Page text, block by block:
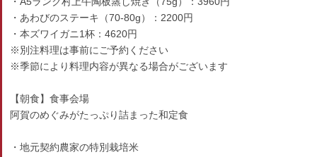
・あわびのステーキ（70-80g）：2200円
・本ズワイガニ1杯：4620円
※別注料理は事前にご予約ください
※季節により料理内容が異なる場合がございます
【朝食】食事会場
阿賀のめぐみがたっぷり詰まった和定食
・地元契約農家の特別栽培米